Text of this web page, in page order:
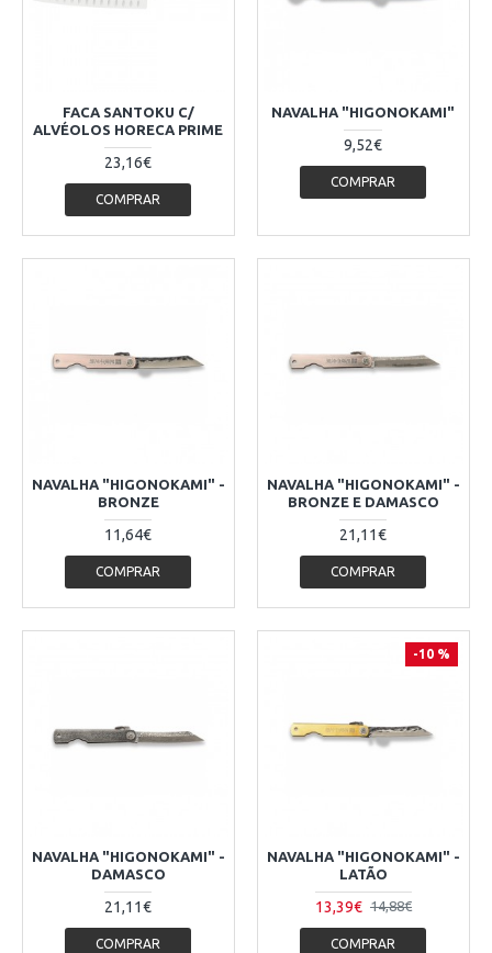
FACA SANTOKU C/
ALVÉOLOS HORECA PRIME
23,16€
COMPRAR
NAVALHA "HIGONOKAMI"
9,52€
COMPRAR
NAVALHA "HIGONOKAMI" -
BRONZE
11,64€
COMPRAR
NAVALHA "HIGONOKAMI" -
BRONZE E DAMASCO
21,11€
COMPRAR
NAVALHA "HIGONOKAMI" -
DAMASCO
21,11€
COMPRAR
-10 %
NAVALHA "HIGONOKAMI" -
LATÃO
13,39€ 14,88€
COMPRAR